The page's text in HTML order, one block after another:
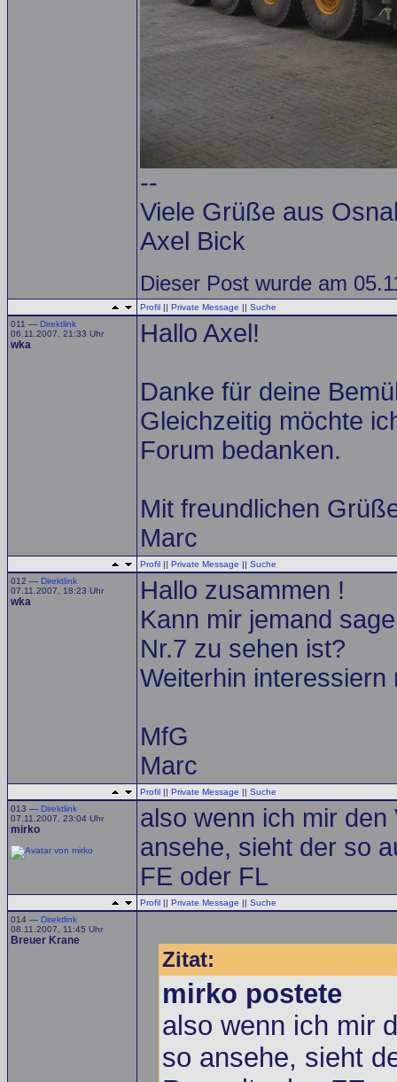
--
Viele Grüße aus
Axel Bick
Dieser Post wurde am
Profil || Private Message || Suche
011 — Direktlink
06.11.2007, 21:33 Uhr
wka Hallo Axel!
Danke für deine
Gleichzeitig möchte
Forum bedanken.
Mit freundlichen
Marc
Profil || Private Message || Suche
012 — Direktlink
07.11.2007, 18:23 Uhr
wka
Hallo zusammen !
Kann mir jemand
Nr.7 zu sehen ist?
Weiterhin
MfG
Marc
Profil || Private Message || Suche
013 — Direktlink
07.11.2007, 23:04 Uhr
mirko
also wenn ich mir
ansehe, sieht der so
FE oder FL
Profil || Private Message || Suche
014 — Direktlink
08.11.2007, 11:45 Uhr
Breuer Krane
Zitat:
mirko postete
also wenn ich mir
so ansehe, sieht